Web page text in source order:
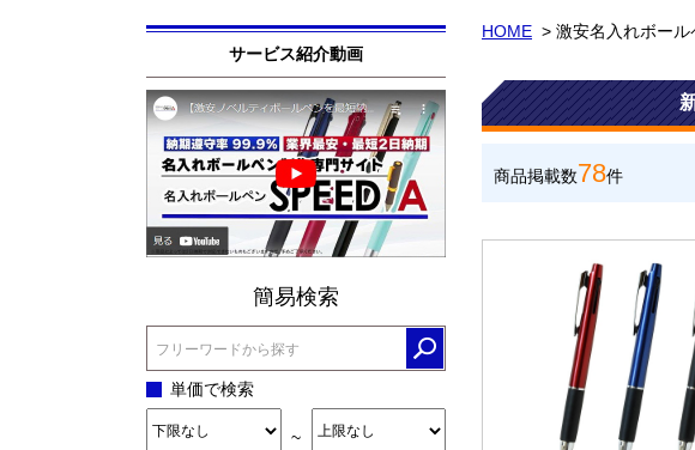
サービス紹介動画
簡易検索
単価で検索
~
HOME 激安名入れボール
商品掲載数78件